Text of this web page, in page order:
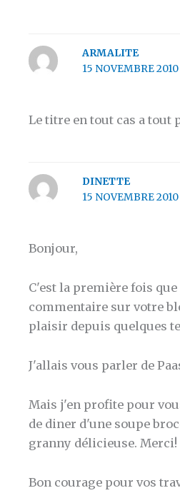
ARMALITE
15 NOVEMBRE 2010
Le titre en tout cas a tout
DINETTE
15 NOVEMBRE
Bonjour,
C'est la première fois
commentaire sur votre
plaisir depuis quelques
J'allais vous parler de
Mais j'en profite pour
de diner d'une soupe
granny délicieuse. Merci!
Bon courage pour vos